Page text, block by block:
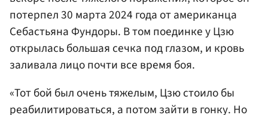
потерпел 30 марта 2024 года от американца
Себастьяна Фундоры. В том поединке у Цзю
открылась большая сечка под глазом, и кровь
заливала лицо почти все время боя.
«Тот бой был очень тяжелым, Цзю стоило бы
реабилитироваться, а потом зайти в гонку. Но